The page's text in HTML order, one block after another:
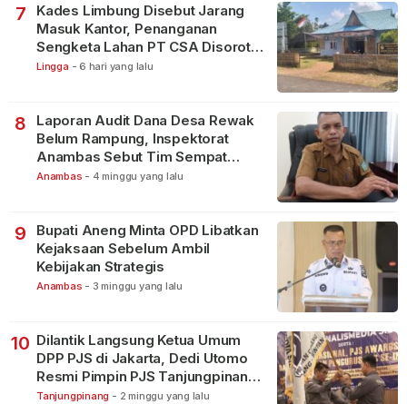
7
Kades Limbung Disebut Jarang
Masuk Kantor, Penanganan
Sengketa Lahan PT CSA Disorot
Warga
Lingga - 6 hari yang lalu
8
Laporan Audit Dana Desa Rewak
Belum Rampung, Inspektorat
Anambas Sebut Tim Sempat
Terbagi Tangani Kasus Lain
Anambas - 4 minggu yang lalu
9
Bupati Aneng Minta OPD Libatkan
Kejaksaan Sebelum Ambil
Kebijakan Strategis
Anambas - 3 minggu yang lalu
10 Dilantik Langsung Ketua Umum
DPP PJS di Jakarta, Dedi Utomo
Resmi Pimpin PJS Tanjungpinang-
Bintan
Tanjungpinang - 2 minggu yang lalu